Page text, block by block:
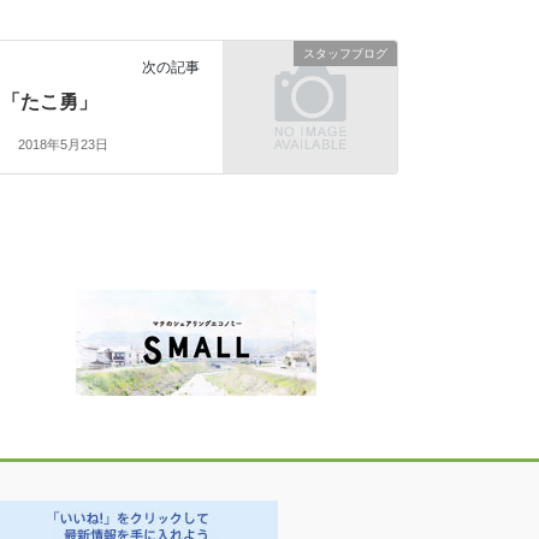
スタッフブログ
次の記事
「たこ勇」
2018年5月23日